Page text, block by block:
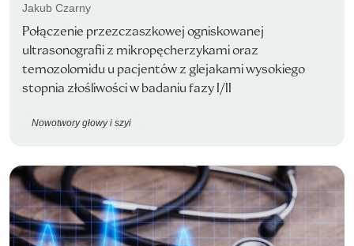
Jakub Czarny
Połączenie przezczaszkowej ogniskowanej
ultrasonografii z mikropęcherzykami oraz
temozolomidu u pacjentów z glejakami wysokiego
stopnia złośliwości w badaniu fazy I/II
Nowotwory głowy i szyi